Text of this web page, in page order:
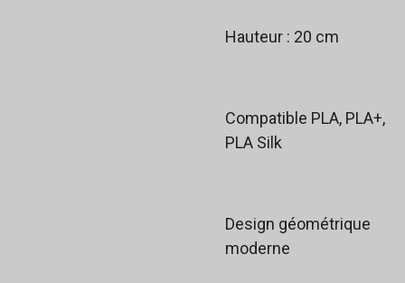
Hauteur : 20 cm
Compatible PLA, PLA+,
PLA Silk
Design géométrique
moderne